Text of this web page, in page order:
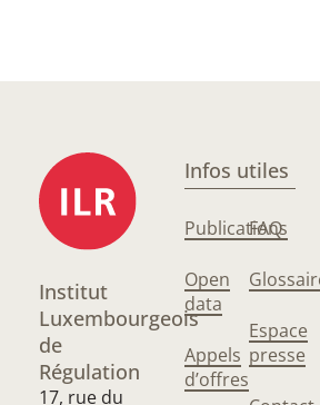
Institut
Luxembourgeois
de
Régulation
17, rue du
Infos utiles
Publications
Open
data
Appels
d’offres
FAQ
Espace
presse